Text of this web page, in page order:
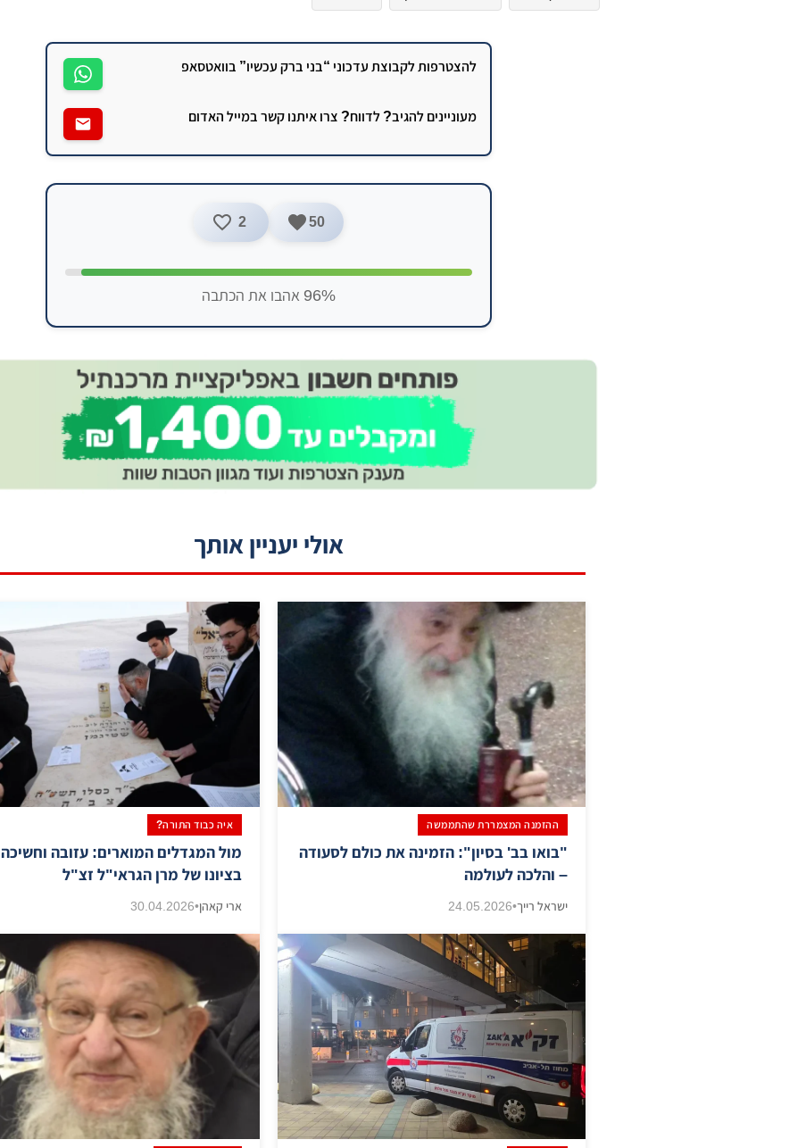
להצטרפות לקבוצת עדכוני “בני ברק עכשיו” בוואטסאפ
מעוניינים להגיב? לדווח? צרו איתנו קשר במייל האדום
50
2
96% אהבו את הכתבה
אולי יעניין אותך
ההזמנה המצמררת שהתממשה
​"בואו בב' בסיון": הזמינה את כולם לסעודה
– והלכה לעולמה
ישראל רייך•
24.05.2026
איה כבוד התורה?
מול המגדלים המוארים: עזובה וחשיכה
בציונו של מרן הגראי"ל זצ"ל
ארי קאהן•
30.04.2026